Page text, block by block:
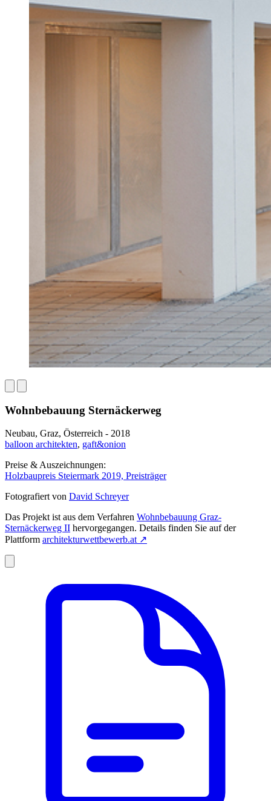
Wohnbebauung Sternäckerweg
Neubau, Graz, Österreich - 2018
balloon architekten, gaft&onion
Preise & Auszeichnungen:
Holzbaupreis Steiermark 2019, Preisträger
Fotografiert von David Schreyer
Das Projekt ist aus dem Verfahren Wohnbebauung Graz-
Sternäckerweg II hervorgegangen. Details finden Sie auf der
Plattform architekturwettbewerb.at ↗